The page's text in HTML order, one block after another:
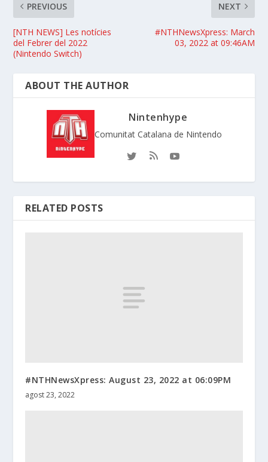
PREVIOUS
[NTH NEWS] Les notícies
del Febrer del 2022
(Nintendo Switch)
NEXT
#NTHNewsXpress: March
03, 2022 at 09:46AM
ABOUT THE AUTHOR
Nintenhype
Comunitat Catalana de Nintendo
RELATED POSTS
#NTHNewsXpress: August 23, 2022 at 06:09PM
agost 23, 2022